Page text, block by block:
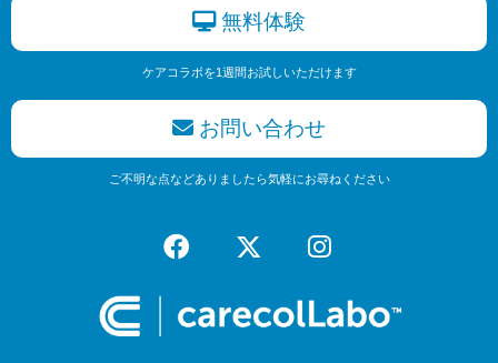
無料体験
ケアコラボを1週間お試しいただけます
お問い合わせ
ご不明な点などありましたら気軽にお尋ねください